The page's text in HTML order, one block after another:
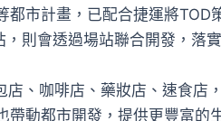
市計畫，已配合捷運將TOD
則會透過場站聯合開發，落實
、咖啡店、藥妝店、速食店
動都市開發，提供更豐富的